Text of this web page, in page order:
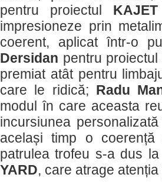
pentru proiectul KAJET
impresioneze prin
coerent, aplicat într-o
Dersidan pentru proiectul
premiat atât pentru
care le ridică; Radu
modul în care aceasta
incursiunea
același timp o
patrulea trofeu s-a dus
YARD, care atrage